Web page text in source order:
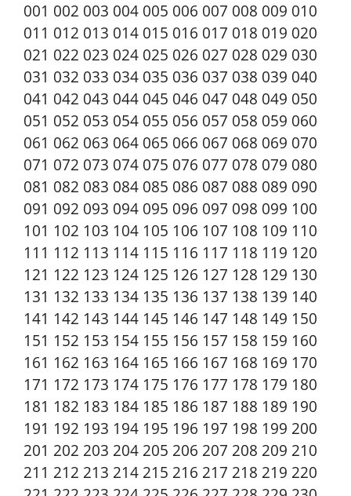
001 002 003 004 005 006 007 008 009 010
011 012 013 014 015 016 017 018 019 020
021 022 023 024 025 026 027 028 029 030
031 032 033 034 035 036 037 038 039 040
041 042 043 044 045 046 047 048 049 050
051 052 053 054 055 056 057 058 059 060
061 062 063 064 065 066 067 068 069 070
071 072 073 074 075 076 077 078 079 080
081 082 083 084 085 086 087 088 089 090
091 092 093 094 095 096 097 098 099 100
101 102 103 104 105 106 107 108 109 110
111 112 113 114 115 116 117 118 119 120
121 122 123 124 125 126 127 128 129 130
131 132 133 134 135 136 137 138 139 140
141 142 143 144 145 146 147 148 149 150
151 152 153 154 155 156 157 158 159 160
161 162 163 164 165 166 167 168 169 170
171 172 173 174 175 176 177 178 179 180
181 182 183 184 185 186 187 188 189 190
191 192 193 194 195 196 197 198 199 200
201 202 203 204 205 206 207 208 209 210
211 212 213 214 215 216 217 218 219 220